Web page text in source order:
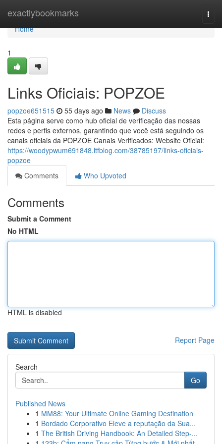
exactlybookmarks
Home
Home
1
Links Oficiais: POPZOE
popzoe651515 55 days ago News
Discuss
Esta página serve como hub oficial de verificação das nossas
redes e perfis externos, garantindo que você está seguindo os
canais oficiais da POPZOE Canais Verificados: Website Oficial:
https://woodypwum691848.ltfblog.com/38785197/links-oficiais-
popzoe
Comments
Who Upvoted
Comments
Submit a Comment
No HTML
HTML is disabled
Report Page
Search
Go
Published News
1 MM88: Your Ultimate Online Gaming Destination
1 Bordado Corporativo Eleve a reputação da Sua...
1 The British Driving Handbook: An Detailed Step-...